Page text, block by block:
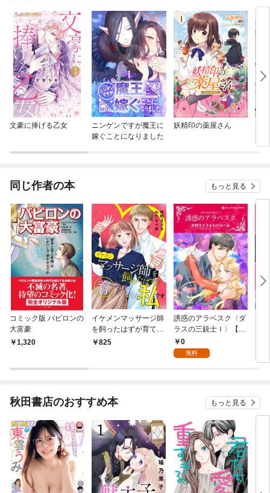
文豪に捧げる乙女
ニンゲンですが魔王に
嫁ぐことになりました
妖精印の薬屋さん
同じ作者の本 もっと見る
コミック版 バビロンの
大富豪
1,320
イケメンマッサージ師
を飼ったはずが育てら
れているのは私です
825
誘惑のアラベスク〈ダ
ラスの三銃士Ｉ〉【分
冊】 1巻
0
無料
秋田書店のおすすめ本 もっと見る